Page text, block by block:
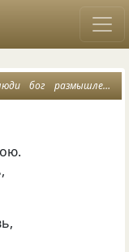
бог размышления